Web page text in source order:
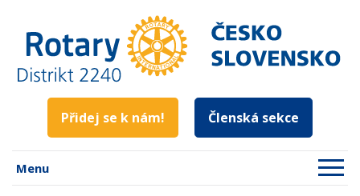
Přidej se k nám! Členská sekce
Menu